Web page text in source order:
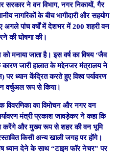
सरकार ने वन विभाग, नगर निकायों, गैर
नागरिकों के बीच भागीदारी और सहयोग
अगले पांच वर्षों में देशभर में 200 शहरी वन
की घोषणा की।
मनाया जाता है। इस वर्ष का विषय ‘जैव
कारण जारी हालात के मद्देनजर मंत्रालय ने
ध्यान केंद्रित करते हुए विश्व पर्यावरण
वर्चुअल रूप से किया।
विवरणिका का विमोचन और नगर वन
मंत्री प्रकाश जावड़ेकर ने कहा कि
और मुख्य रूप से शहर की वन भूमि
किसी अन्य खाली जगह पर होंगे।
ध्यान देने के साथ “टाइम फॉर नेचर” पर